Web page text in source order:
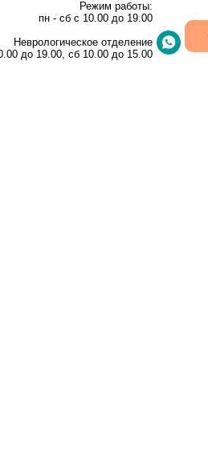
Режим работы:
пн - сб с 10.00 до 19.00
Неврологическое отделение
до 19.00, сб 10.00 до 15.00